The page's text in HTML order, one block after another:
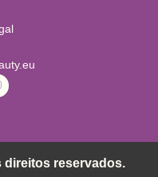
direitos reservados.